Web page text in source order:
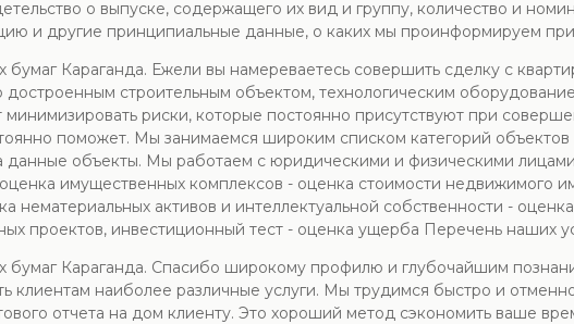
о выпуске, содержащего их вид и группу, количество и
и другие принципиальные данные, о каких мы проинформируем
Караганда. Ежели вы намереваетесь совершить сделку с
строительным объектом, технологическим
минимизировать риски, которые постоянно присутствуют при
поможет. Мы занимаемся широким списком категорий
данные объекты. Мы работаем с юридическими и физическими
имущественных комплексов - оценка стоимости недвижимого
нематериальных активов и интеллектуальной собственности -
проектов, инвестиционный тест - оценка ущерба Перечень наших
бумаг Караганда. Спасибо широкому профилю и глубочайшим
клиентам наиболее различные услуги. Мы трудимся быстро и
отчета на дом клиенту. Это хороший метод сэкономить ваше